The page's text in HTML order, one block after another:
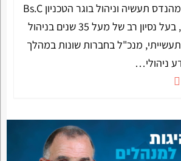
מהנדס תעשיה וניהול בוגר הטכניון Bs.C
, בעל נסיון רב של מעל 35 שנים בניהול
תעשייתי, מנכ"ל בחברות שונות במהלך